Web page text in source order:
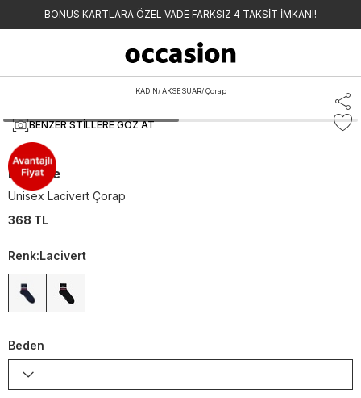
BONUS KARTLARA ÖZEL VADE FARKSIZ 4 TAKSİT İMKANI!
KADIN/ AKSESUAR/ Çorap
BENZER STILLERE GÖZ AT
Lacoste
Unisex Lacivert Çorap
368 TL
Renk:Lacivert
Beden